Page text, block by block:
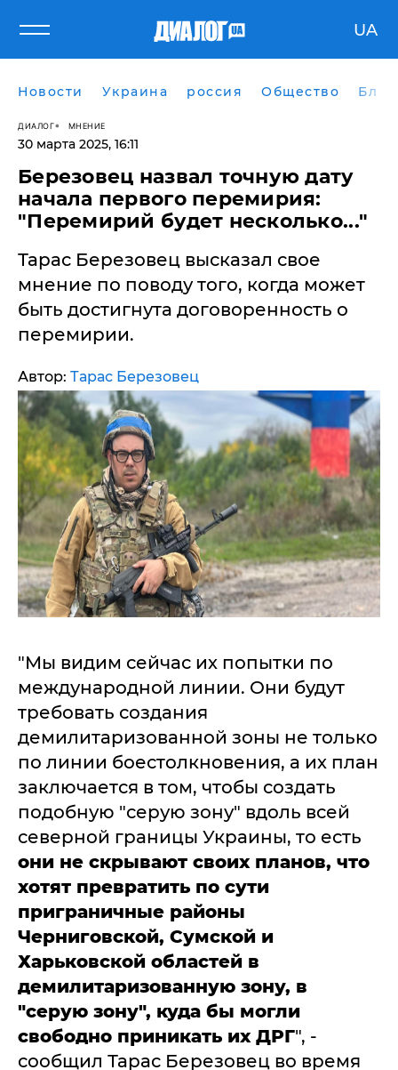
UA
Новости Украина россия Общество
ДИАЛОГ МНЕНИЕ
30 марта 2025, 16:11
Березовец назвал точную дату
начала первого перемирия:
"Перемирий будет несколько..."
Тарас Березовец высказал свое
мнение по поводу того, когда может
быть достигнута договоренность о
перемирии.
Автор: Тарас Березовец
"Мы видим сейчас их попытки по
международной линии. Они будут
требовать создания
демилитаризованной зоны не только
по линии боестолкновения, а их план
заключается в том, чтобы создать
подобную "серую зону" вдоль всей
северной границы Украины, то есть
они не скрывают своих планов, что
хотят превратить по сути
приграничные районы
Черниговской, Сумской и
Харьковской областей в
демилитаризованную зону, в
"серую зону", куда бы могли
свободно приникать их ДРГ", -
сообщил Тарас Березовец во время